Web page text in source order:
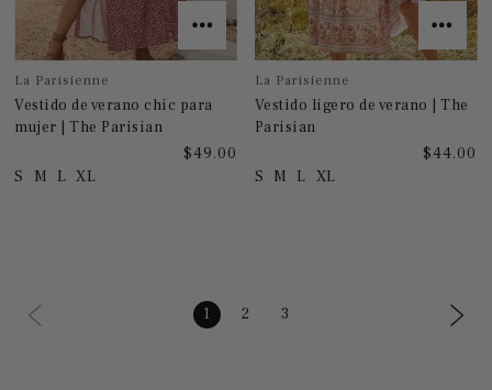
La Parisienne
Vestido de verano chic para
mujer | The Parisian
$49.00
S
M L XL
La Parisienne
Vestido ligero de verano | The
Parisian
$44.00
S
M L XL
1 2 3